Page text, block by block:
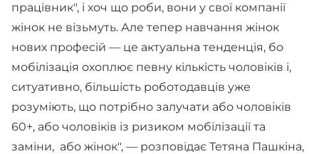
працівник", і хоч що роби, вони у свої компанії
жінок не візьмуть. Але тепер навчання жінок
нових професій — це актуальна тенденція, бо
мобілізація охоплює певну кількість чоловіків і,
ситуативно, більшість роботодавців уже
розуміють, що потрібно залучати або чоловіків
60+, або чоловіків із ризиком мобілізації та
заміни, або жінок", — розповідає Тетяна Пашкіна,